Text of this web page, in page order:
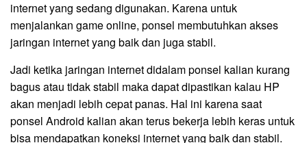
internet yang sedang digunakan. Karena untuk
menjalankan game online, ponsel membutuhkan akses
jaringan internet yang baik dan juga stabil.
Jadi ketika jaringan internet didalam ponsel kalian kurang
bagus atau tidak stabil maka dapat dipastikan kalau HP
akan menjadi lebih cepat panas. Hal ini karena saat
ponsel Android kalian akan terus bekerja lebih keras untuk
bisa mendapatkan koneksi internet yang baik dan stabil.